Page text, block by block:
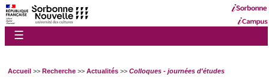
☰
Accueil >> Recherche >> Actualités >> Colloques - journées d'études